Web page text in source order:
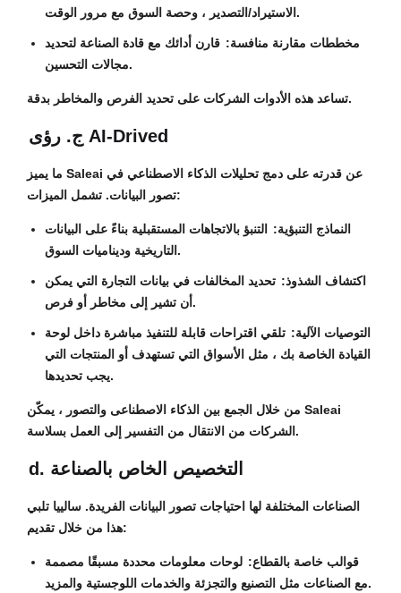
الاستيراد/التصدير ، وحصة السوق مع مرور الوقت.
مخططات مقارنة منافسة: قارن أدائك مع قادة الصناعة لتحديد
مجالات التحسين.
تساعد هذه الأدوات الشركات على تحديد الفرص والمخاطر بدقة.
ج. رؤى AI-Drived
ما يميز Saleai عن قدرته على دمج تحليلات الذكاء الاصطناعي في
تصور البيانات. تشمل الميزات:
النماذج التنبؤية:
التنبؤ بالاتجاهات المستقبلية بناءً على البيانات
التاريخية وديناميات السوق.
اكتشاف الشذوذ: تحديد المخالفات في بيانات التجارة التي يمكن
أن تشير إلى مخاطر أو فرص.
التوصيات الآلية: تلقي اقتراحات قابلة للتنفيذ مباشرة داخل لوحة
القيادة الخاصة بك ، مثل الأسواق التي تستهدف أو المنتجات التي
يجب تحديدها.
من خلال الجمع بين الذكاء الاصطناعى والتصور ، يمكّن Saleai
الشركات من الانتقال من التفسير إلى العمل بسلاسة.
d. التخصيص الخاص بالصناعة
الصناعات المختلفة لها احتياجات تصور البيانات الفريدة. سالييا تلبي
هذا من خلال تقديم:
قوالب خاصة بالقطاع: لوحات معلومات محددة مسبقًا مصممة
مع الصناعات مثل التصنيع والتجزئة والخدمات اللوجستية والمزيد.